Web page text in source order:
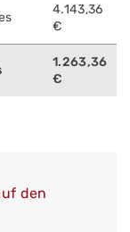
4.143,36
€
1.263,36
€
den